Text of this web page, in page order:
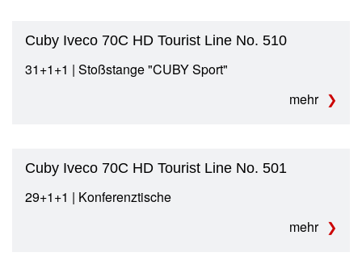
Cuby Iveco 70C HD Tourist Line No. 510
31+1+1 | Stoßstange "CUBY Sport"
mehr
Cuby Iveco 70C HD Tourist Line No. 501
29+1+1 | Konferenztische
mehr